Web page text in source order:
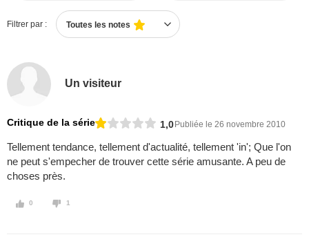
Filtrer par : Toutes les notes
Un visiteur
Critique de la série 1,0Publiée le 26 novembre 2010
Tellement tendance, tellement d'actualité, tellement 'in'; Que l'on
ne peut s'empecher de trouver cette série amusante. A peu de
choses près.
0 1